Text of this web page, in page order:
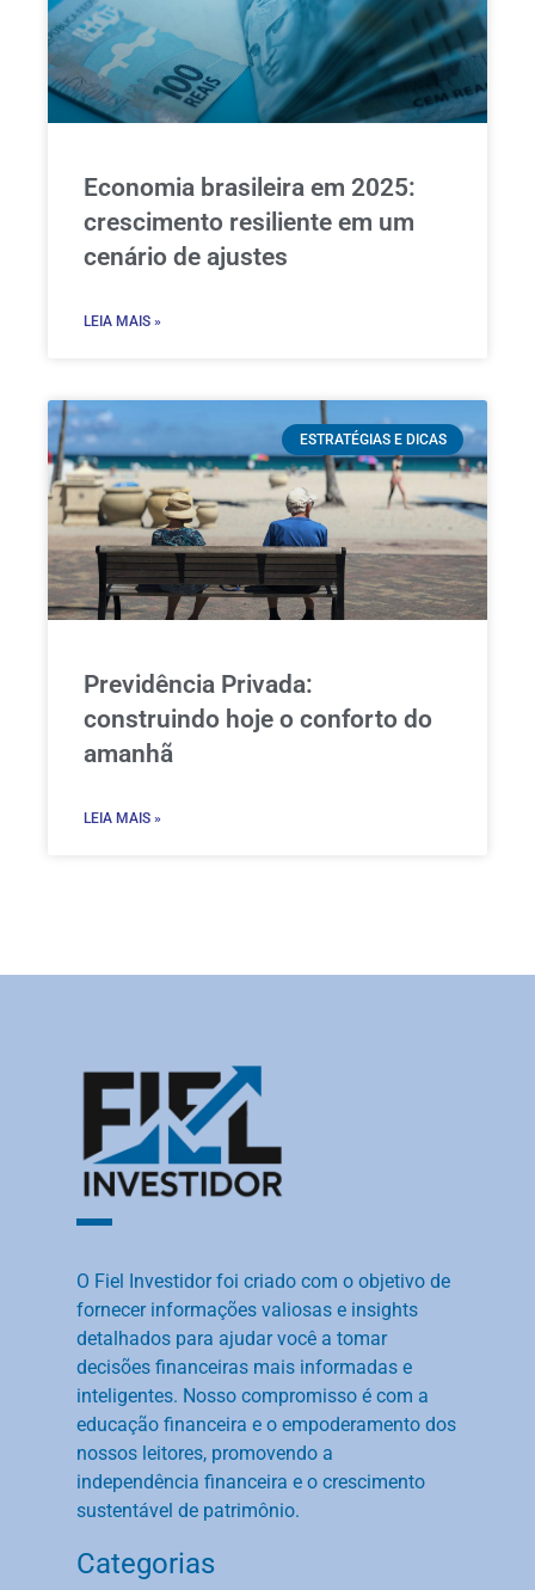
Economia brasileira em 2025:
crescimento resiliente em um
cenário de ajustes
LEIA MAIS »
ESTRATÉGIAS E DICAS
Previdência Privada:
construindo hoje o conforto do
amanhã
LEIA MAIS »
O Fiel Investidor foi criado com o objetivo de
fornecer informações valiosas e insights
detalhados para ajudar você a tomar
decisões financeiras mais informadas e
inteligentes. Nosso compromisso é com a
educação financeira e o empoderamento dos
nossos leitores, promovendo a
independência financeira e o crescimento
sustentável de patrimônio.
Categorias